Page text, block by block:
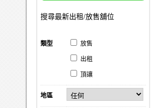
搜尋最新出租/放售舖位
類型 放售
出租
頂讓
地區